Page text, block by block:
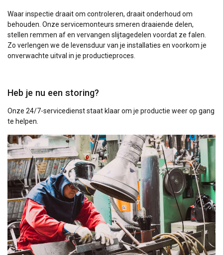
Waar inspectie draait om controleren, draait onderhoud om
behouden. Onze servicemonteurs smeren draaiende delen,
stellen remmen af en vervangen slijtagedelen voordat ze falen.
Zo verlengen we de levensduur van je installaties en voorkom je
onverwachte uitval in je productieproces.
Heb je nu een storing?
Onze 24/7-servicedienst staat klaar om je productie weer op gang
te helpen.